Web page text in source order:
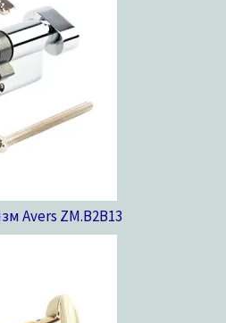
Avers ZM.B2B13